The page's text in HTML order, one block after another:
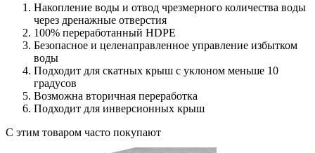
Накопление воды и отвод чрезмерного количества воды
через дренажные отверстия
100% переработанный HDPE
Безопасное и целенаправленное управление избытком
воды
Подходит для скатных крыш с уклоном меньше 10
градусов
Возможна вторичная переработка
Подходит для инверсионных крыш
С этим товаром часто покупают